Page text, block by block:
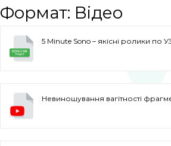
Формат: Відео
5 Minute Sono – якісні ролики по
Невиношування вагітності